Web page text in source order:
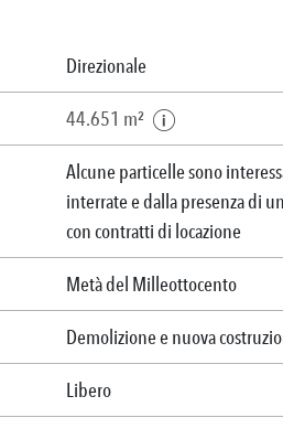
Direzionale
44.651 m²
Alcune particelle sono
interrate e dalla presenza di
con contratti di locazione
Metà del Milleottocento
Demolizione e nuova
Libero